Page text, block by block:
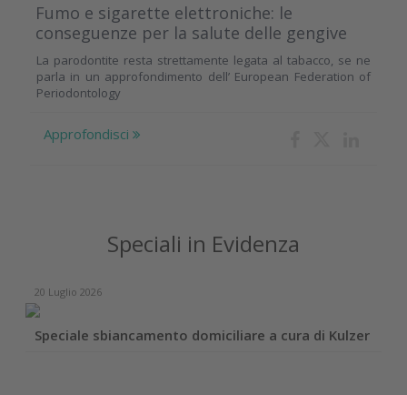
Fumo e sigarette elettroniche: le
conseguenze per la salute delle gengive
La parodontite resta strettamente legata al tabacco, se ne
parla in un approfondimento dell’ European Federation of
Periodontology
Approfondisci
Speciali in Evidenza
20 Luglio 2026
Speciale sbiancamento domiciliare a cura di Kulzer